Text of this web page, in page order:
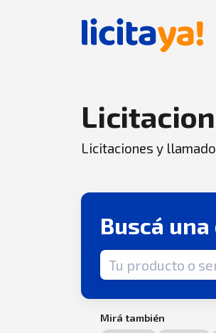
Licitaciones y
Buscá
Término de búsqueda
Mirá también